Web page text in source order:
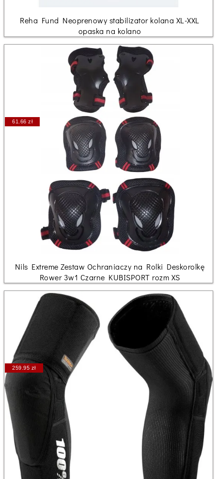
Reha Fund Neoprenowy stabilizator kolana XL-XXL
opaska na kolano
61.66 zł
Nils Extreme Zestaw Ochraniaczy na Rolki Deskorolkę
Rower 3w1 Czarne KUBISPORT rozm XS
259.95 zł